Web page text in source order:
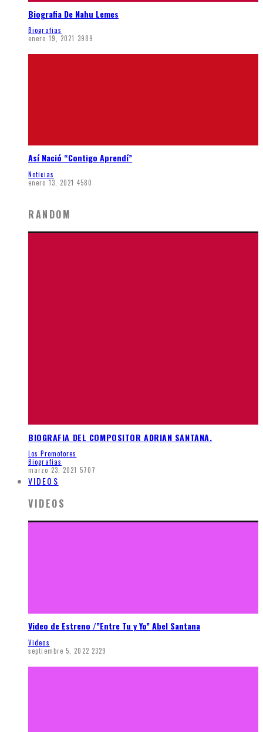
Biografia De Nahu Lemes
Biografias
enero 19, 2021 3989
Así Nació “Contigo Aprendí”
Noticias
enero 13, 2021 4580
RANDOM
BIOGRAFIA DEL COMPOSITOR ADRIAN SANTANA.
Los Promotores
Biografias
marzo 23, 2021 5707
VIDEOS
VIDEOS
Video de Estreno /”Entre Tu y Yo” Abel Santana
Videos
septiembre 5, 2022 2329